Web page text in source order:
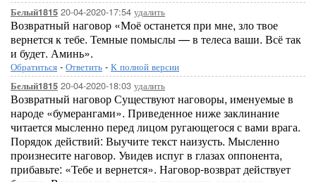
Белый1815 20-04-2020-17:54 удалить
Возвратный наговор «Моё останется при мне, зло твое
вернется к тебе. Темные помыслы — в телеса ваши. Всё так
и будет. Аминь».
Обратиться - Ответить - К полной версии
Белый1815 20-04-2020-18:03 удалить
Возвратный наговор Существуют наговоры, именуемые в
народе «бумерангами». Приведенное ниже заклинание
читается мысленно перед лицом ругающегося с вами врага.
Порядок действий: Выучите текст наизусть. Мысленно
произнесите наговор. Увидев испуг в глазах оппонента,
прибавьте: «Тебе и вернется». Наговор-возврат действует